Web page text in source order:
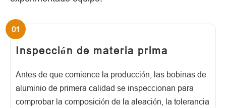
Inspección de materia prima
Antes de que comience la producción, las bobinas de
aluminio de primera calidad se inspeccionan para
comprobar la composición de la aleación, la tolerancia